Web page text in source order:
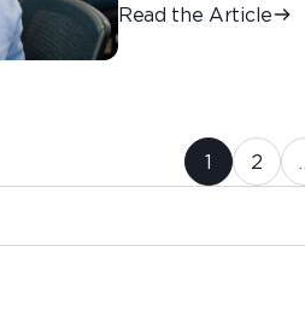
Read the Article
1 2